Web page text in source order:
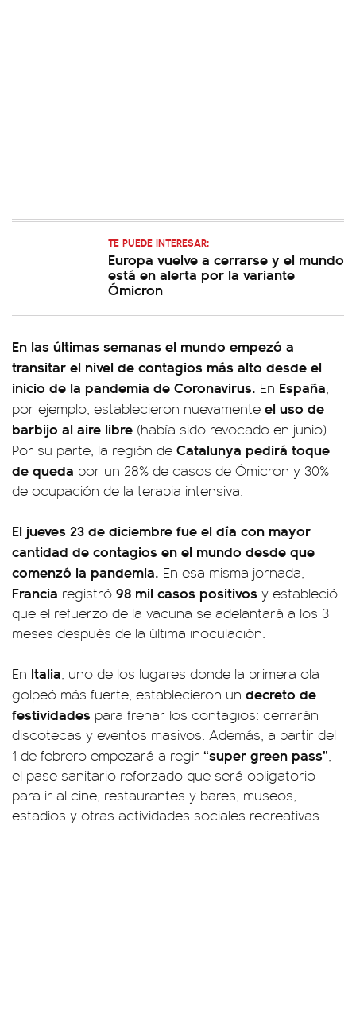
TE PUEDE INTERESAR:
Europa vuelve a cerrarse y el mundo
está en alerta por la variante
Ómicron
En las últimas semanas el mundo empezó a
transitar el nivel de contagios más alto desde el
inicio de la pandemia de Coronavirus. En España,
por ejemplo, establecieron nuevamente el uso de
barbijo al aire libre (había sido revocado en junio).
Por su parte, la región de Catalunya pedirá toque
de queda por un 28% de casos de Ómicron y 30%
de ocupación de la terapia intensiva.
El jueves 23 de diciembre fue el día con mayor
cantidad de contagios en el mundo desde que
comenzó la pandemia. En esa misma jornada,
Francia registró 98 mil casos positivos y estableció
que el refuerzo de la vacuna se adelantará a los 3
meses después de la última inoculación.
En Italia, uno de los lugares donde la primera ola
golpeó más fuerte, establecieron un decreto de
festividades para frenar los contagios: cerrarán
discotecas y eventos masivos. Además, a partir del
1 de febrero empezará a regir “super green pass”,
el pase sanitario reforzado que será obligatorio
para ir al cine, restaurantes y bares, museos,
estadios y otras actividades sociales recreativas.